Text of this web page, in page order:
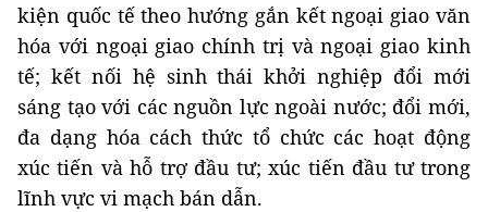
kiện quốc tế theo hướng gắn kết ngoại giao văn
hóa với ngoại giao chính trị và ngoại giao kinh
tế; kết nối hệ sinh thái khởi nghiệp đổi mới
sáng tạo với các nguồn lực ngoài nước; đổi mới,
đa dạng hóa cách thức tổ chức các hoạt động
xúc tiến và hỗ trợ đầu tư; xúc tiến đầu tư trong
lĩnh vực vi mạch bán dẫn.